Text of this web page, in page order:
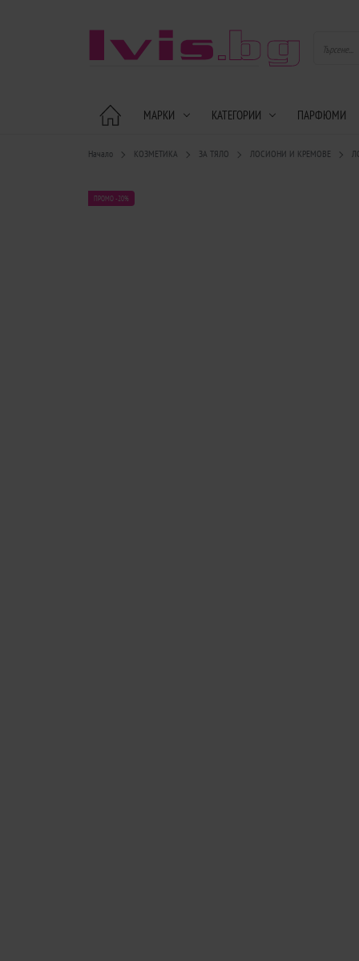
КАТЕГОРИИ ПАРФЮМИ
МАРКИ
Начало КОЗМЕТИКА ЗА ТЯЛО ЛОСИОНИ И КРЕМОВЕ
ПРОМО -20%